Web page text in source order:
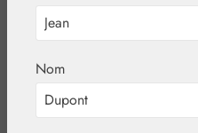
Huile
Nom